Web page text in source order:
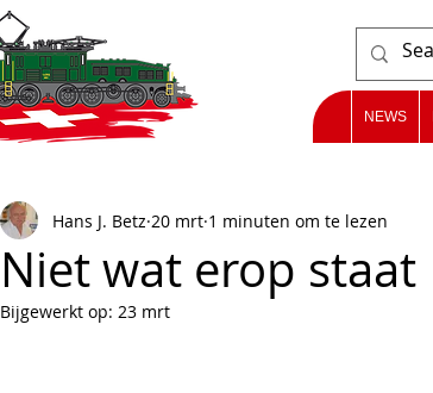
NEWS
Niet wat erop staat
Hans J. Betz 20 mrt 1 minuten om te lezen
Bijgewerkt op: 23 mrt